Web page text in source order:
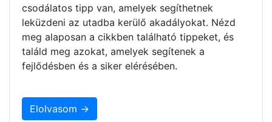
csodálatos tipp van, amelyek segíthetnek
leküzdeni az utadba kerülő akadályokat. Nézd
meg alaposan a cikkben található tippeket, és
találd meg azokat, amelyek segítenek a
fejlődésben és a siker elérésében.
Elolvasom →